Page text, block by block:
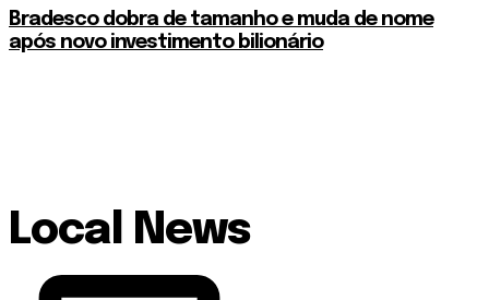
Bradesco dobra de tamanho e muda de nome
após novo investimento bilionário
Local News